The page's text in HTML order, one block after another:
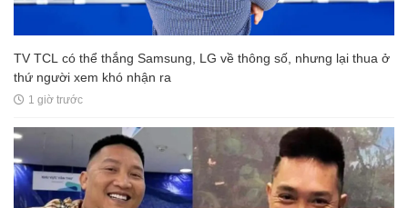
TV TCL có thể thắng Samsung, LG về thông số, nhưng lại thua ở
thứ người xem khó nhận ra
1 giờ trước